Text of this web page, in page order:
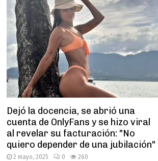
Dejó la docencia, se abrió una
cuenta de OnlyFans y se hizo viral
al revelar su facturación: "No
quiero depender de una jubilación"
2 mayo, 2025 0 260